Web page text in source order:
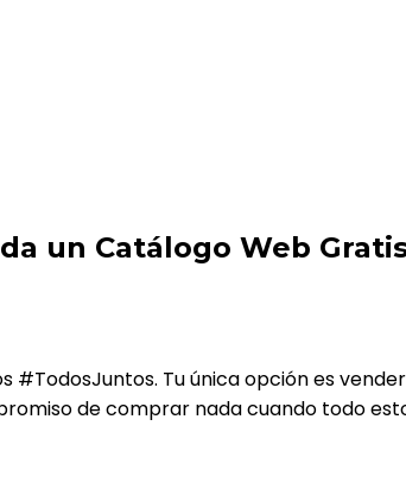
un Catálogo Web
#TodosJuntos. Tu única opción es
de comprar nada cuando todo